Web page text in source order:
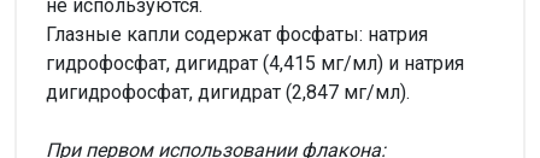
не используются.
Глазные капли содержат фосфаты: натрия
гидрофосфат, дигидрат (4,415 мг/мл) и натрия
дигидрофосфат, дигидрат (2,847 мг/мл).
При первом использовании флакона: